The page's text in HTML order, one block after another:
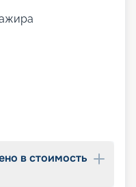
в стоимость